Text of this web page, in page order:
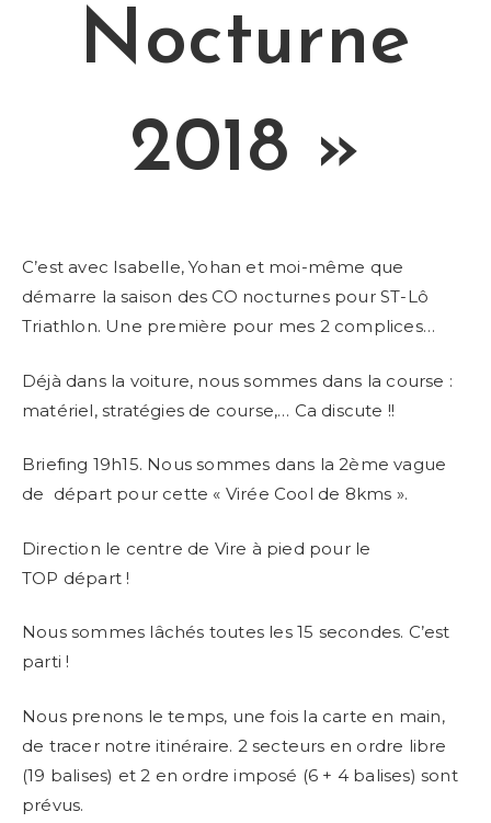
Nocturne
2018 »
C’est avec Isabelle, Yohan et moi-même que
démarre la saison des CO nocturnes pour ST-Lô
Triathlon. Une première pour mes 2 complices…
Déjà dans la voiture, nous sommes dans la course :
matériel, stratégies de course,… Ca discute !!
Briefing 19h15. Nous sommes dans la 2ème vague
de départ pour cette « Virée Cool de 8kms ».
Direction le centre de Vire à pied pour le
TOP départ !
Nous sommes lâchés toutes les 15 secondes. C’est
parti !
Nous prenons le temps, une fois la carte en main,
de tracer notre itinéraire. 2 secteurs en ordre libre
(19 balises) et 2 en ordre imposé (6 + 4 balises) sont
prévus.